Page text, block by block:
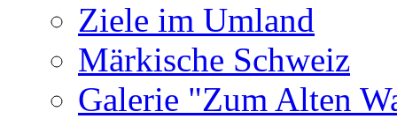
Ziele im Umland
Märkische Schweiz
Galerie "Zum Alten